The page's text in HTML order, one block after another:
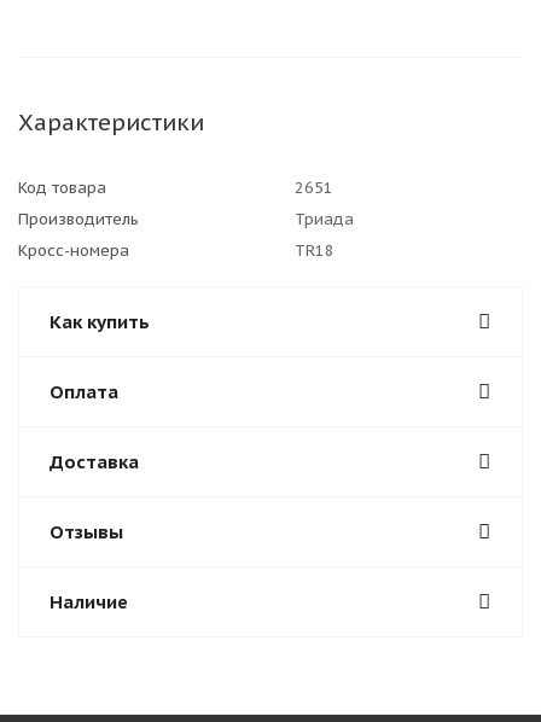
Характеристики
Код товара
2651
Производитель
Триада
Кросс-номера
TR18
Как купить
Оплата
Доставка
Отзывы
Наличие